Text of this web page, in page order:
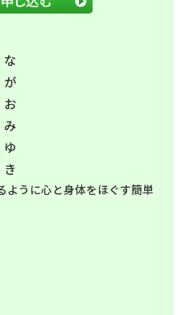
な
が
お
み
ゆ
き
ように心と身体をほぐす簡単